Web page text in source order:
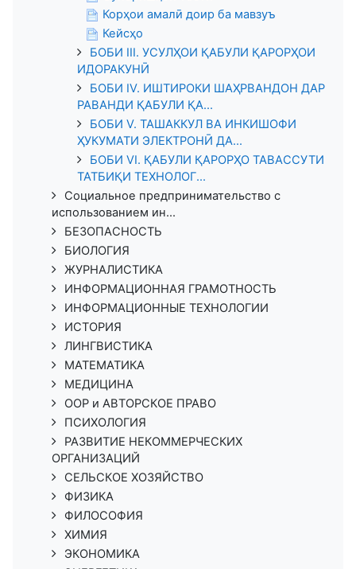
Корҳои амалӣ доир ба мавзуъ
Кейсҳо
БОБИ III. УСУЛҲОИ ҚАБУЛИ ҚАРОРҲОИ
ИДОРАКУНӢ
БОБИ IV. ИШТИРОКИ ШАҲРВАНДОН ДАР
РАВАНДИ ҚАБУЛИ ҚА...
БОБИ V. ТАШАККУЛ ВА ИНКИШОФИ
ҲУКУМАТИ ЭЛЕКТРОНӢ ДА...
БОБИ VI. ҚАБУЛИ ҚАРОРҲО ТАВАССУТИ
ТАТБИҚИ ТЕХНОЛОГ...
Социальное предпринимательство с
использованием ин...
БЕЗОПАСНОСТЬ
БИОЛОГИЯ
ЖУРНАЛИСТИКА
ИНФОРМАЦИОННАЯ ГРАМОТНОСТЬ
ИНФОРМАЦИОННЫЕ ТЕХНОЛОГИИ
ИСТОРИЯ
ЛИНГВИСТИКА
МАТЕМАТИКА
МЕДИЦИНА
ООР и АВТОРСКОЕ ПРАВО
ПСИХОЛОГИЯ
РАЗВИТИЕ НЕКОММЕРЧЕСКИХ
ОРГАНИЗАЦИЙ
СЕЛЬСКОЕ ХОЗЯЙСТВО
ФИЗИКА
ФИЛОСОФИЯ
ХИМИЯ
ЭКОНОМИКА